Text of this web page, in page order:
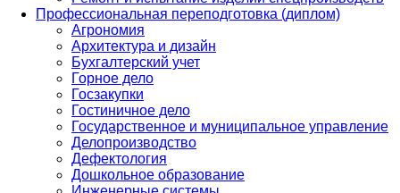
Профессиональная переподготовка (диплом)
Агрономия
Архитектура и дизайн
Бухгалтерский учет
Горное дело
Госзакупки
Гостиничное дело
Государственное и муниципальное управление
Делопроизводство
Дефектология
Дошкольное образование